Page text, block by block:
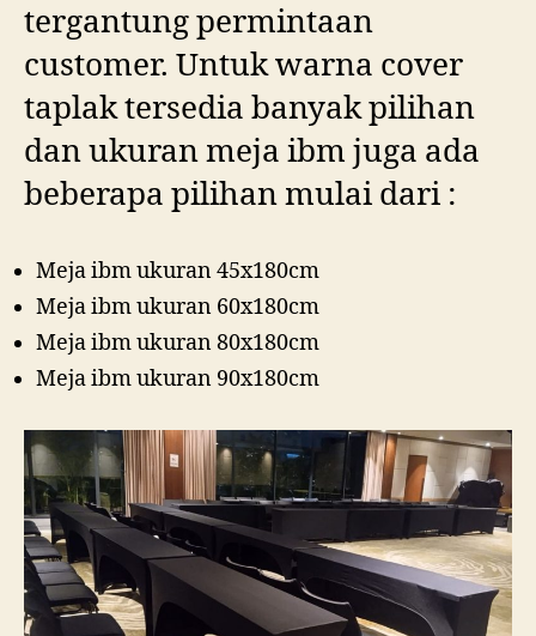
tergantung permintaan
customer. Untuk warna cover
taplak tersedia banyak pilihan
dan ukuran meja ibm juga ada
beberapa pilihan mulai dari :
Meja ibm ukuran 45x180cm
Meja ibm ukuran 60x180cm
Meja ibm ukuran 80x180cm
Meja ibm ukuran 90x180cm